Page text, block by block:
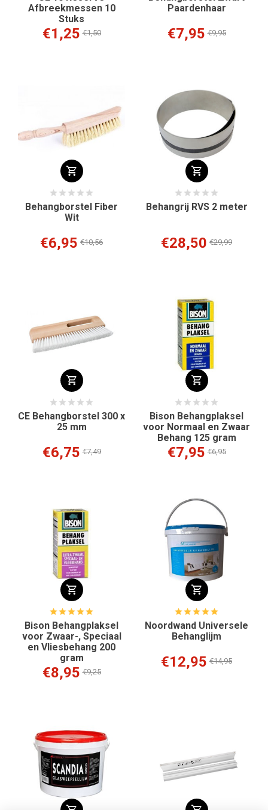
Afbreekmessen 10
Stuks
€1,25 €1,50
Paardenhaar
€7,95 €9,95
Behangborstel Fiber
Wit
€6,95 €10,56
Behangrij RVS 2 meter
€28,50 €29,99
CE Behangborstel 300 x
25 mm
€6,75 €7,49
Bison Behangplaksel
voor Normaal en Zwaar
Behang 125 gram
€7,95 €6,95
Bison Behangplaksel
voor Zwaar-, Speciaal
en Vliesbehang 200
gram
€8,95 €9,25
Noordwand Universele
Behanglijm
€12,95 €14,95